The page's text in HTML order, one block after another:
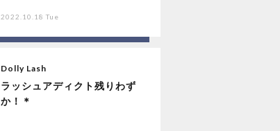
2022.10.18 Tue
Dolly Lash
ラッシュアディクト残りわず
か！＊